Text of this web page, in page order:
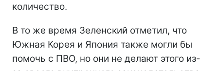
количество.
В то же время Зеленский отметил, что
Южная Корея и Япония также могли бы
помочь с ПВО, но они не делают этого из-